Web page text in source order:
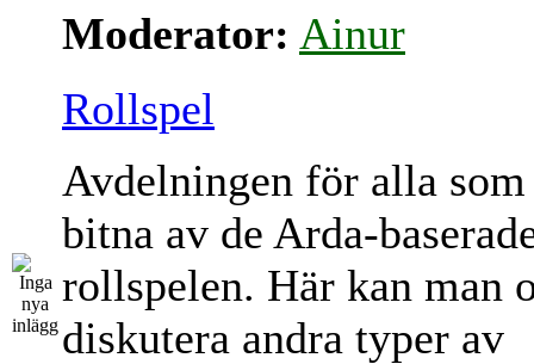
Moderator: Ainur
Rollspel
Avdelningen för alla
bitna av de Arda-
rollspelen. Här kan man
diskutera andra typer av